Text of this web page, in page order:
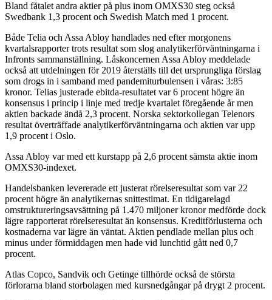
Bland fåtalet andra aktier på plus inom OMXS30 steg också
Swedbank 1,3 procent och Swedish Match med 1 procent.
Både Telia och Assa Abloy handlades ned efter morgonens
kvartalsrapporter trots resultat som slog analytikerförväntningarna i
Infronts sammanställning. Låskoncernen Assa Abloy meddelade
också att utdelningen för 2019 återställs till det ursprungliga förslag
som drogs in i samband med pandemiturbulensen i våras: 3:85
kronor. Telias justerade ebitda-resultatet var 6 procent högre än
konsensus i princip i linje med tredje kvartalet föregående år men
aktien backade ändå 2,3 procent. Norska sektorkollegan Telenors
resultat överträffade analytikerförväntningarna och aktien var upp
1,9 procent i Oslo.
Assa Abloy var med ett kurstapp på 2,6 procent sämsta aktie inom
OMXS30-indexet.
Handelsbanken levererade ett justerat rörelseresultat som var 22
procent högre än analytikernas snittestimat. En tidigarelagd
omstruktureringsavsättning på 1.470 miljoner kronor medförde dock
lägre rapporterat rörelseresultat än konsensus. Kreditförlusterna och
kostnaderna var lägre än väntat. Aktien pendlade mellan plus och
minus under förmiddagen men hade vid lunchtid gått ned 0,7
procent.
Atlas Copco, Sandvik och Getinge tillhörde också de största
förlorarna bland storbolagen med kursnedgångar på drygt 2 procent.